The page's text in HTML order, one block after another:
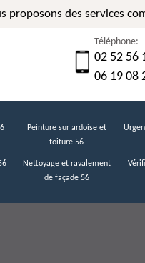
proposons des services
Téléphone:
02 52 56
06 19 08
Peinture sur ardoise et
toiture 56
Nettoyage et ravalement
de façade 56